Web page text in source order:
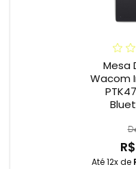
Mesa
Wacom
Até 12x de